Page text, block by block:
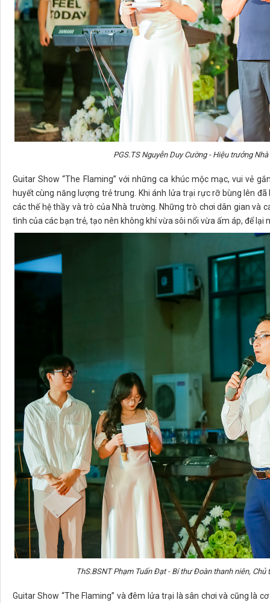
PGS.TS Nguyễn Duy Cường - Hiệu trưởng
Guitar Show “The Flaming” với những ca khúc mộc mạc, vui vẻ
huyết cùng năng lượng trẻ trung. Khi ánh lửa trại rực rỡ bùng lên
các thế hệ thầy và trò của Nhà trường. Những trò chơi dân gian và
tình của các bạn trẻ, tạo nên không khí vừa sôi nổi vừa ấm áp, để
ThS.BSNT Phạm Tuấn Đạt - Bí thư Đoàn thanh niên,
Guitar Show “The Flaming” và đêm lửa trại là sân chơi và cũng là